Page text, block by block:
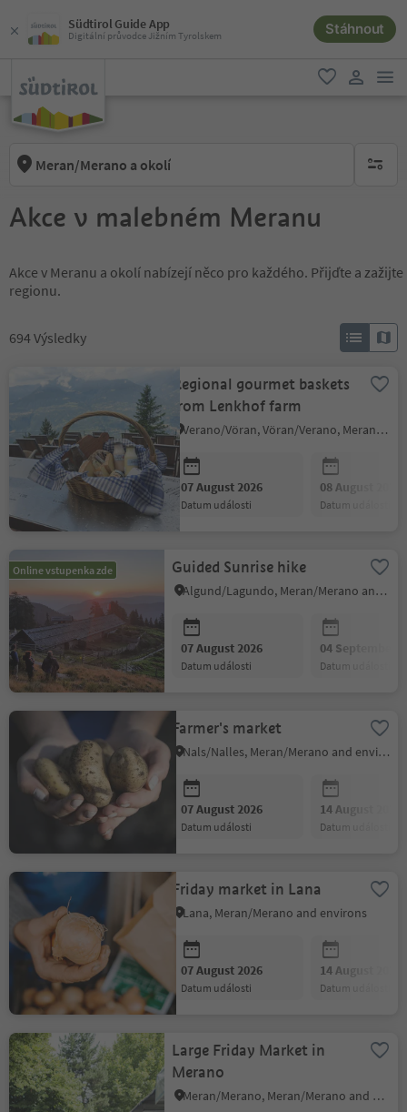
Südtirol Guide App
Digitální průvodce Jižním Tyrolskem Stáhnout
oblíbené
Meran/Merano a okolí brak
Akce v malebném Meranu
Akce v Meranu a okolí nabízejí něco pro každého. Přijďte a
regionu.
694Výsledky
Regional gourmet baskets
from Lenkhof farm
Verano/Vöran, Vöran/Verano, Meran/Merano and environs
07 August 2026
datum události
08 August 2026
datum události
Online vstupenka zde Guided Sunrise hike
Algund/Lagundo, Meran/Merano and environs
07 August 2026
datum události
04 September
datum události
Farmer's market
Nals/Nalles, Meran/Merano and environs
07 August 2026
datum události
14 August 2026
datum události
Friday market in Lana
Lana, Meran/Merano and environs
07 August 2026
datum události
14 August 2026
datum události
Large Friday Market in
Merano
Meran/Merano, Meran/Merano and environs